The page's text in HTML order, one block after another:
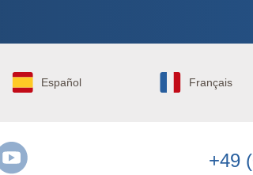
Español Français
+49